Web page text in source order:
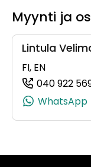
Myynti ja
Lintula
FI, EN
040 922
WhatsApp